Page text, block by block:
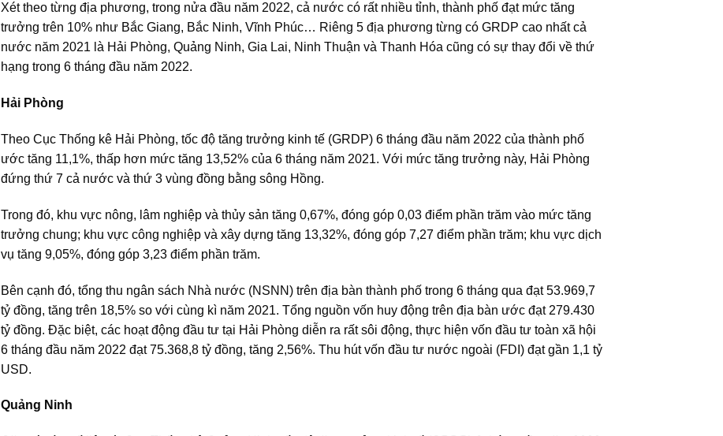
Xét theo từng địa phương, trong nửa đầu năm 2022, cả nước có rất nhiều tỉnh, thành phố đạt mức tăng
trưởng trên 10% như Bắc Giang, Bắc Ninh, Vĩnh Phúc… Riêng 5 địa phương từng có GRDP cao nhất cả
nước năm 2021 là Hải Phòng, Quảng Ninh, Gia Lai, Ninh Thuận và Thanh Hóa cũng có sự thay đổi về thứ
hạng trong 6 tháng đầu năm 2022.
Hải Phòng
Theo Cục Thống kê Hải Phòng, tốc độ tăng trưởng kinh tế (GRDP) 6 tháng đầu năm 2022 của thành phố
ước tăng 11,1%, thấp hơn mức tăng 13,52% của 6 tháng năm 2021. Với mức tăng trưởng này, Hải Phòng
đứng thứ 7 cả nước và thứ 3 vùng đồng bằng sông Hồng.
Trong đó, khu vực nông, lâm nghiệp và thủy sản tăng 0,67%, đóng góp 0,03 điểm phần trăm vào mức tăng
trưởng chung; khu vực công nghiệp và xây dựng tăng 13,32%, đóng góp 7,27 điểm phần trăm; khu vực dịch
vụ tăng 9,05%, đóng góp 3,23 điểm phần trăm.
Bên cạnh đó, tổng thu ngân sách Nhà nước (NSNN) trên địa bàn thành phố trong 6 tháng qua đạt 53.969,7
tỷ đồng, tăng trên 18,5% so với cùng kì năm 2021. Tổng nguồn vốn huy động trên địa bàn ước đạt 279.430
tỷ đồng. Đặc biệt, các hoạt động đầu tư tại Hải Phòng diễn ra rất sôi động, thực hiện vốn đầu tư toàn xã hội
6 tháng đầu năm 2022 đạt 75.368,8 tỷ đồng, tăng 2,56%. Thu hút vốn đầu tư nước ngoài (FDI) đạt gần 1,1 tỷ
USD.
Quảng Ninh